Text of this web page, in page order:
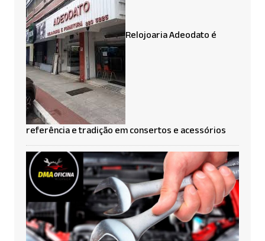
Relojoaria Adeodato é
referência e tradição em consertos e acessórios